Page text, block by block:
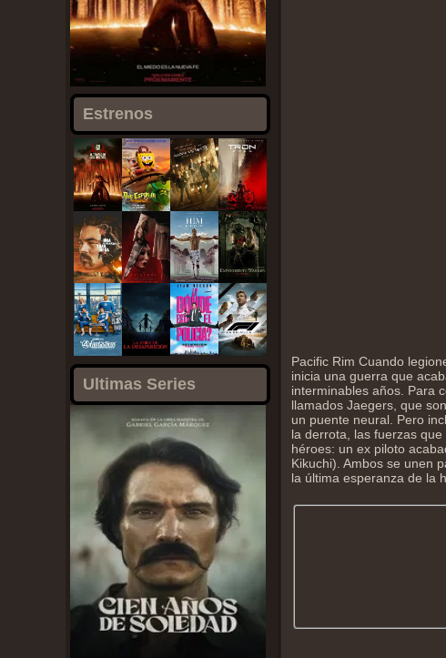
Estrenos
Ultimas Series
Pacific Rim Cuando
inicia una guerra que
interminables años. Para
llamados Jaegers, que
un puente neural. Pero
la derrota, las fuerzas
héroes: un ex piloto
Kikuchi). Ambos se unen
la última esperanza de la